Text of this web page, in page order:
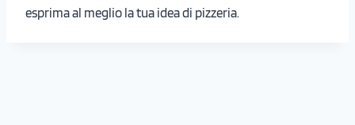
esprima al meglio la tua idea di pizzeria.